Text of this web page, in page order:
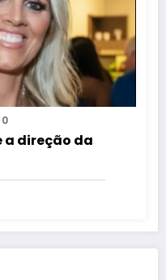
0
a direção da